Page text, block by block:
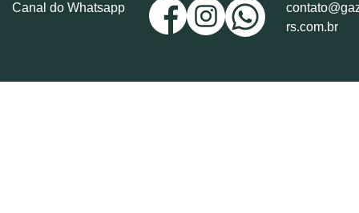
Canal do Whatsapp
rs.com.br